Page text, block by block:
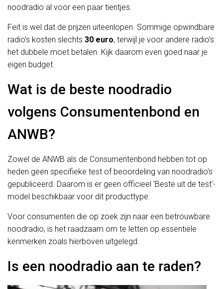
noodradio al voor een paar tientjes.
Feit is wel dat de prijzen uiteenlopen. Sommige opwindbare
radio’s kosten slechts 30 euro, terwijl je voor andere radio’s
het dubbele moet betalen. Kijk daarom even goed naar je
eigen budget.
Wat is de beste noodradio
volgens Consumentenbond en
ANWB?
Zowel de ANWB als de Consumentenbond hebben tot op
heden geen specifieke test of beoordeling van noodradio’s
gepubliceerd. Daarom is er geen officieel ‘Beste uit de test’-
model beschikbaar voor dit producttype.
Voor consumenten die op zoek zijn naar een betrouwbare
noodradio, is het raadzaam om te letten op essentiële
kenmerken zoals hierboven uitgelegd.
Is een noodradio aan te raden?